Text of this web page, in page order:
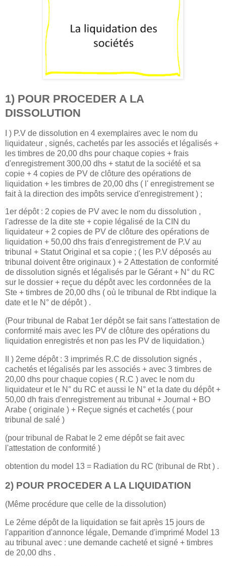
1) POUR PROCEDER A LA
DISSOLUTION
I ) P.V de dissolution en 4 exemplaires avec le nom du
liquidateur , signés, cachetés par les associés et légalisés +
les timbres de 20,00 dhs pour chaque copies + frais
d'enregistrement 300,00 dhs + statut de la société et sa
copie + 4 copies de PV de clôture des opérations de
liquidation + les timbres de 20,00 dhs ( l' enregistrement se
fait à la direction des impôts service d'enregistrement ) ;
1er dépôt : 2 copies de PV avec le nom du dissolution ,
l'adresse de la dite ste + copie légalisé de la CIN du
liquidateur + 2 copies de PV de clôture des opérations de
liquidation + 50,00 dhs frais d'enregistrement de P.V au
tribunal + Statut Original et sa copie ; ( les P.V déposés au
tribunal doivent être originaux ) + 2 Attestation de conformité
de dissolution signés et légalisés par le Gérant + N° du RC
sur le dossier + reçue du dépôt avec les cordonnées de la
Ste + timbres de 20,00 dhs ( où le tribunal de Rbt indique la
date et le N° de dépôt ) .
(Pour tribunal de Rabat 1er dépôt se fait sans l'attestation de
conformité mais avec les PV de clôture des opérations du
liquidation enregistrés et non pas les PV de liquidation.)
II ) 2eme dépôt : 3 imprimés R.C de dissolution signés ,
cachetés et légalisés par les associés + avec 3 timbres de
20,00 dhs pour chaque copies ( R.C ) avec le nom du
liquidateur et le N° du RC et aussi le N° et la date du dépôt +
50,00 dh frais d'enregistrement au tribunal + Journal + BO
Arabe ( originale ) + Reçue signés et cachetés ( pour
tribunal de salé )
(pour tribunal de Rabat le 2 eme dépôt se fait avec
l'attestation de conformité )
obtention du model 13 = Radiation du RC (tribunal de Rbt ) .
2) POUR PROCEDER A LA LIQUIDATION
(Même procédure que celle de la dissolution)
Le 2éme dépôt de la liquidation se fait après 15 jours de
l'apparition d'annonce légale, Demande d'imprimé Model 13
au tribunal avec : une demande cacheté et signé + timbres
de 20,00 dhs .